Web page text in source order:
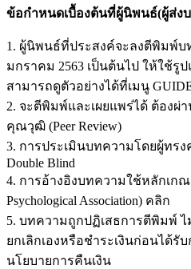
ข้อกำหนดเบื้องต้นที่ผู้นิพนธ์(ผู้ส่ง
1. ผู้นิพนธ์ที่ประสงค์จะลงตีพิมพ์บ
มกราคม 2563 เป็นต้นไป ให้ใช้รูป
สามารถดูตัวอย่างได้ที่เมนู
2. จะตีพิมพ์และเผยแพร่ได้ ต้องผ่
คุณวุฒิ (Peer Review)
3. การประเมินบทความโดยผู้ทรง
Double Blind
4. การอ้างอิงบทความใช้หลักเกณ
Psychological Association) คลิก
5. บทความถูกปฏิเสธการตีพิมพ์
ยกเลิกเองหรือชำระเงินก่อนได้รั
นโยบายการคืนเงิน